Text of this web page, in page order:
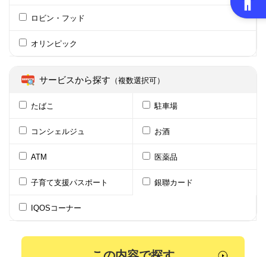
ロビン・フッド
オリンピック
サービスから探す （複数選択可）
たばこ 駐車場
コンシェルジュ お酒
ATM 医薬品
子育て支援パスポート 銀聯カード
IQOSコーナー